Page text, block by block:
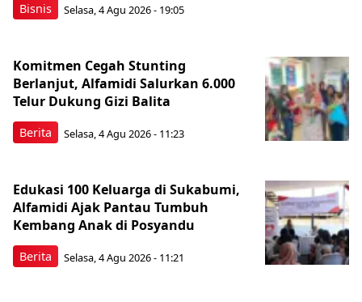
Bisnis Selasa, 4 Agu 2026 - 19:05
Berita
Komitmen Cegah Stunting
Berlanjut, Alfamidi Salurkan 6.000
Telur Dukung Gizi Balita
Selasa, 4 Agu 2026 - 11:23
Berita
Edukasi 100 Keluarga di Sukabumi,
Alfamidi Ajak Pantau Tumbuh
Kembang Anak di Posyandu
Selasa, 4 Agu 2026 - 11:21